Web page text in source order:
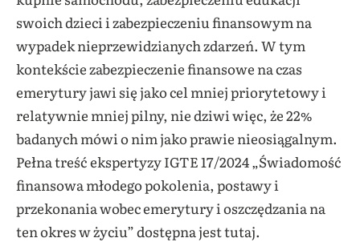
swoich dzieci i zabezpieczeniu finansowym na
wypadek nieprzewidzianych zdarzeń. W tym
kontekście zabezpieczenie finansowe na czas
emerytury jawi się jako cel mniej priorytetowy i
relatywnie mniej pilny, nie dziwi więc, że 22%
badanych mówi o nim jako prawie nieosiągalnym.
Pełna treść ekspertyzy IGTE 17/2024 „Świadomość
finansowa młodego pokolenia, postawy i
przekonania wobec emerytury i oszczędzania na
ten okres w życiu” dostępna jest tutaj.